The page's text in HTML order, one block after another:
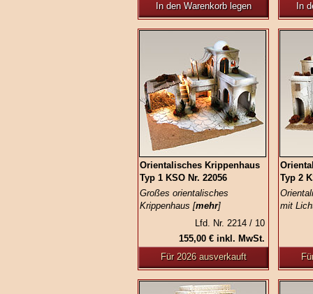
In den Warenkorb legen
In
Orientalisches Krippenhaus
Typ 1 KSO Nr. 22056
Großes orientalisches
Krippenhaus [mehr]
Lfd. Nr. 2214 / 10
155,00 € inkl. MwSt.
Für 2026 ausverkauft
Typ 2
mit